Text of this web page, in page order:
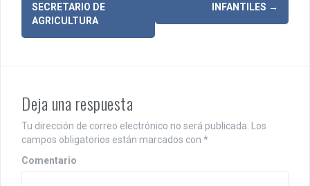
e
a
c
i
ó
SECRETARIO DE
AGRICULTURA
INFANTILES →
Deja una respuesta
Tu dirección de correo electrónico no será publicada.
Los
campos obligatorios están marcados con *
Comentario